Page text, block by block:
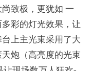
致极，更犹如 一
彩的灯光效果，让
上主光束采用了大
炮（高亮度的光束